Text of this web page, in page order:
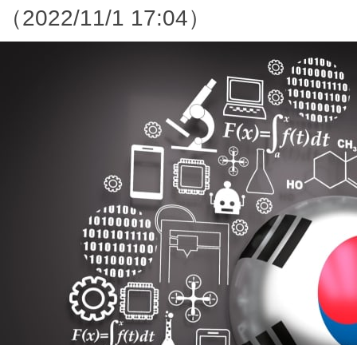
（2022/11/1 17:04）